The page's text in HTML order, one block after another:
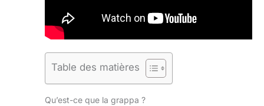
Table des matières
Qu’est-ce que la grappa ?